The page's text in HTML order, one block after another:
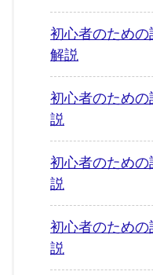
初心者のため
解説
初心者のため
説
初心者のため
説
初心者のため
説